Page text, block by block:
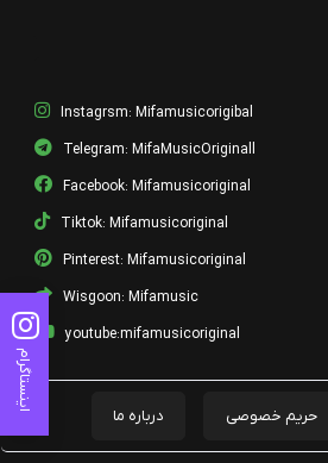
Instagrsm: Mifamusicorigibal
Telegram: MifaMusicOriginall
Facebook: Mifamusicoriginal
Tiktok: Mifamusicoriginal
Pinterest: Mifamusicoriginal
Wisgoon: Mifamusic
youtube:mifamusicoriginal
حریم خصوصی درباره ما
اینستاگرام